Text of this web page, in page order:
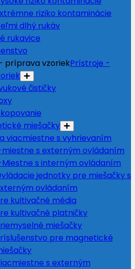
riziko kontaminácie
dlhý rukáv
rukavice
Prístroje -
čističky
miešačky
a viacmiestne s vyhrievaním
miestne s externým ovládaním
Miestne s interným ovládaním
jednotky pre miešačky s
ovládaním
kultivačné média
kultivačné platničky
miešačky
pre magnetické
s externým